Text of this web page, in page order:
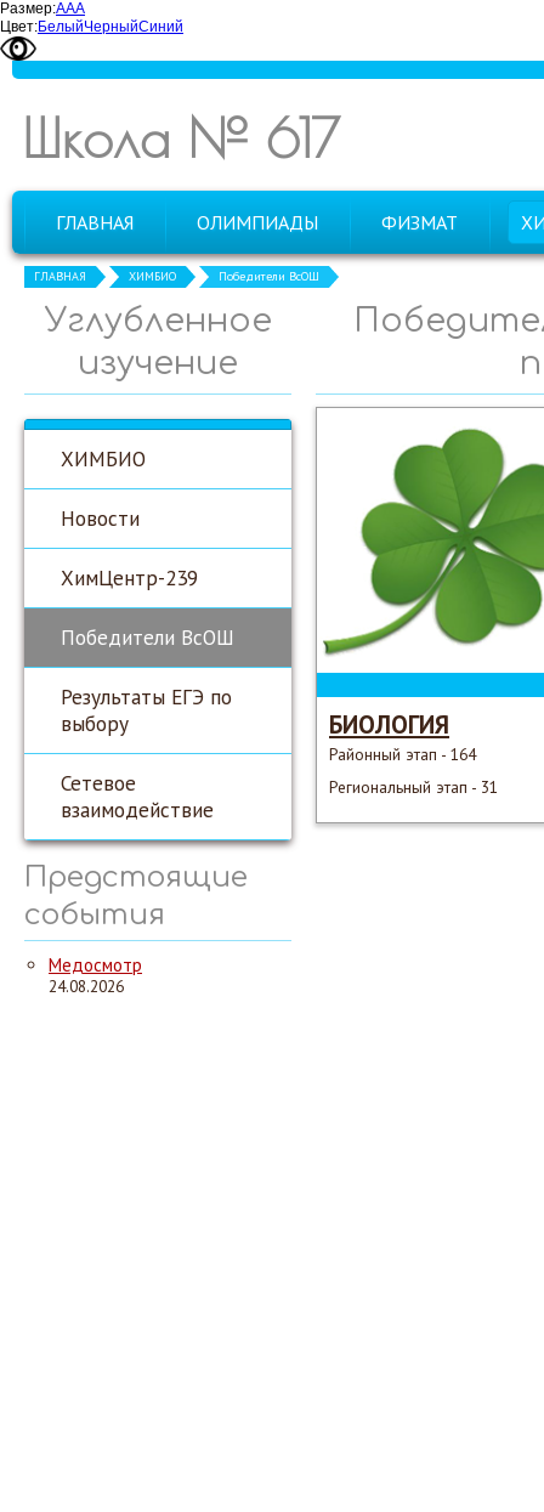
Размер:ААА
Цвет:БелыйЧерныйСиний
Школа № 617
ГЛАВНАЯ ОЛИМПИАДЫ ФИЗМАТ
ГЛАВНАЯ ХИМБИО Победители ВсОШ
Углубленное
изучение
ХИМБИО
Новости
ХимЦентр-239
Победители ВсОШ
Результаты ЕГЭ по
выбору
Сетевое
взаимодействие
Предстоящие
события
Медосмотр
24.08.2026
БИОЛОГИЯ
Районный этап - 164
Региональный этап - 31